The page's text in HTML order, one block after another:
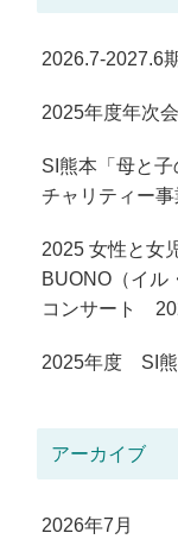
2026.7-2027.6
2025年度年次
SI熊本「母と
チャリティー事
2025 女性と
BUONO（イ
コンサート
2025年度 SI熊
アーカイブ
2026年7月